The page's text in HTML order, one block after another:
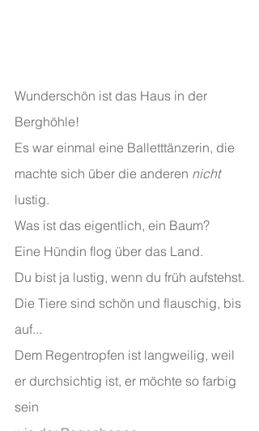
Wunderschön ist das Haus in der
Berghöhle!
Es war einmal eine Balletttänzerin, die
machte sich über die anderen nicht
lustig.
Was ist das eigentlich, ein Baum?
Eine Hündin flog über das Land.
Du bist ja lustig, wenn du früh aufstehst.
Die Tiere sind schön und flauschig, bis
auf...
Dem Regentropfen ist langweilig, weil
er durchsichtig ist, er möchte so farbig
sein